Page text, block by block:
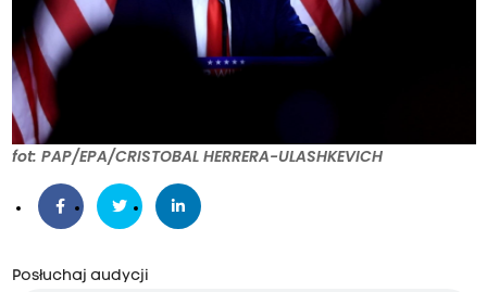
fot: PAP/EPA/CRISTOBAL HERRERA-ULASHKEVICH
Posłuchaj audycji